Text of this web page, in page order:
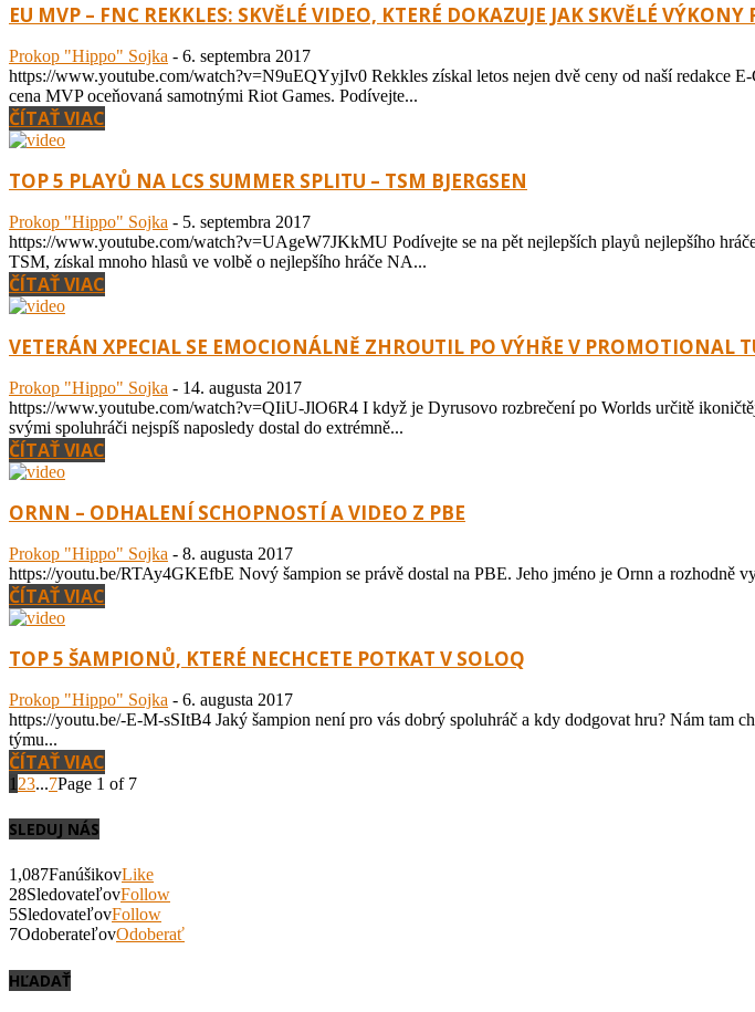
EU MVP – FNC REKKLES: SKVĚLÉ VIDEO, KTERÉ DOKAZUJE JAK SKVĚLÉ VÝKONY
Prokop "Hippo" Sojka - 6. septembra 2017
https://www.youtube.com/watch?v=N9uEQYyjIv0 Rekkles získal letos nejen dvě ceny od naší redakce
cena MVP oceňovaná samotnými Riot Games. Podívejte...
ČÍTAŤ VIAC
TOP 5 PLAYŮ NA LCS SUMMER SPLITU – TSM BJERGSEN
Prokop "Hippo" Sojka - 5. septembra 2017
https://www.youtube.com/watch?v=UAgeW7JKkMU Podívejte se na pět nejlepších playů nejlepšího
TSM, získal mnoho hlasů ve volbě o nejlepšího hráče NA...
ČÍTAŤ VIAC
VETERÁN XPECIAL SE EMOCIONÁLNĚ ZHROUTIL PO VÝHŘE V PROMOTIONAL
Prokop "Hippo" Sojka - 14. augusta 2017
https://www.youtube.com/watch?v=QIiU-JlO6R4 I když je Dyrusovo rozbrečení po Worlds určitě
svými spoluhráči nejspíš naposledy dostal do extrémně...
ČÍTAŤ VIAC
ORNN – ODHALENÍ SCHOPNOSTÍ A VIDEO Z PBE
Prokop "Hippo" Sojka - 8. augusta 2017
https://youtu.be/RTAy4GKEfbE Nový šampion se právě dostal na PBE. Jeho jméno je Ornn a rozhodně
ČÍTAŤ VIAC
TOP 5 ŠAMPIONŮ, KTERÉ NECHCETE POTKAT V SOLOQ
Prokop "Hippo" Sojka - 6. augusta 2017
https://youtu.be/-E-M-sSItB4 Jaký šampion není pro vás dobrý spoluhráč a kdy dodgovat hru? Nám tam
týmu...
ČÍTAŤ VIAC
1 23...7Page 1 of 7
SLEDUJ NÁS
1,087FanúšikovLike
28SledovateľovFollow
5SledovateľovFollow
7OdoberateľovOdoberať
HĽADAŤ